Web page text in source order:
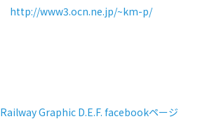
http://www3.ocn.ne.jp/~km-p/
Railway Graphic D.E.F. facebookページ